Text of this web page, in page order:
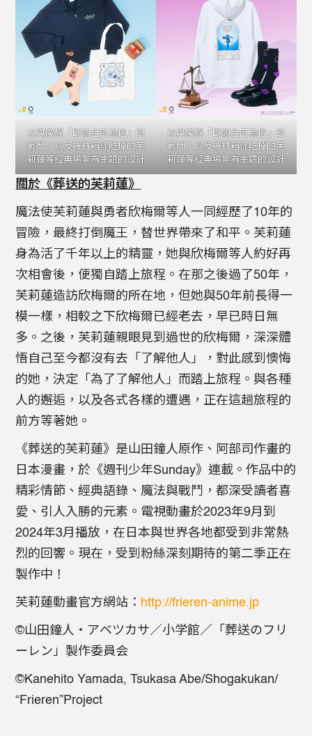
以與魔族「斷頭台阿烏拉」的
戰鬥，以及被寶箱怪吃掉的芙
莉蓮等經典場景為主題的設計
以與魔族「斷頭台阿烏拉」的
戰鬥，以及被寶箱怪吃掉的芙
莉蓮等經典場景為主題的設計
關於《葬送的芙莉蓮》
魔法使芙莉蓮與勇者欣梅爾等人一同經歷了10年的
冒險，最終打倒魔王，替世界帶來了和平。芙莉蓮
身為活了千年以上的精靈，她與欣梅爾等人約好再
次相會後，便獨自踏上旅程。在那之後過了50年，
芙莉蓮造訪欣梅爾的所在地，但她與50年前長得一
模一樣，相較之下欣梅爾已經老去，早已時日無
多。之後，芙莉蓮親眼見到過世的欣梅爾，深深體
悟自己至今都沒有去「了解他人」，對此感到懊悔
的她，決定「為了了解他人」而踏上旅程。與各種
人的邂逅，以及各式各樣的遭遇，正在這趟旅程的
前方等著她。
《葬送的芙莉蓮》是山田鐘人原作、阿部司作畫的
日本漫畫，於《週刊少年Sunday》連載。作品中的
精彩情節、經典語錄、魔法與戰鬥，都深受讀者喜
愛、引人入勝的元素。電視動畫於2023年9月到
2024年3月播放，在日本與世界各地都受到非常熱
烈的回響。現在，受到粉絲深刻期待的第二季正在
製作中！
芙莉蓮動畫官方網站： http://frieren-anime.jp
©山田鐘人・アベツカサ／小学館／「葬送のフリ
ーレン」製作委員会
©Kanehito Yamada, Tsukasa Abe/Shogakukan/
“Frieren”Project